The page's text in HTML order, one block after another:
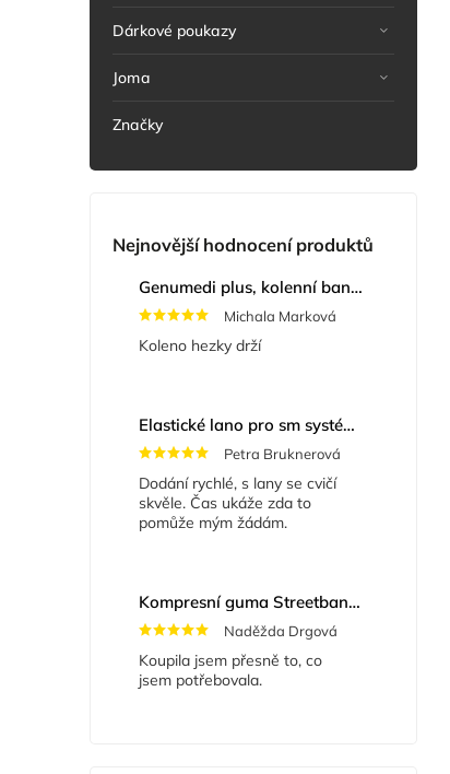
Dárkové poukazy
Joma
Značky
Nejnovější hodnocení produktů
Genumedi plus, kolenní bandáž se zvýšenou fixací
Michala Marková
Koleno hezky drží
Elastické lano pro sm systém
Petra Bruknerová
Dodání rychlé, s lany se cvičí
skvěle. Čas ukáže zda to
pomůže mým žádám.
Kompresní guma Streetband 5 cm x 2 m
Naděžda Drgová
Koupila jsem přesně to, co
jsem potřebovala.